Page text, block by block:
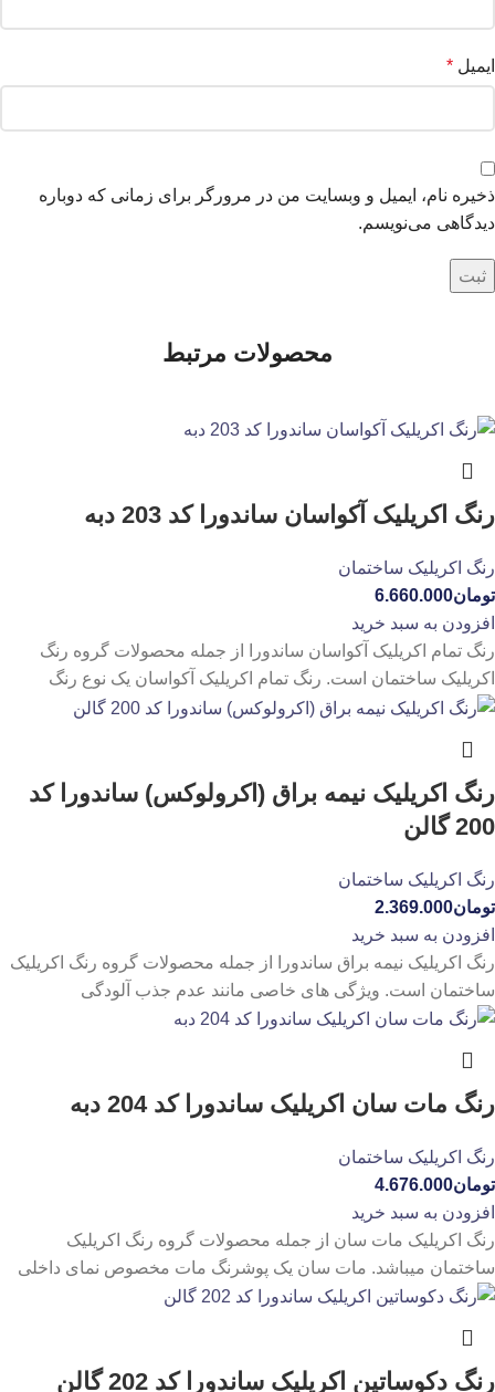
ایمیل *
ذخیره نام، ایمیل و وبسایت من در مرورگر برای زمانی که دوباره
دیدگاهی می‌نویسم.
محصولات مرتبط
رنگ اکریلیک آکواسان ساندورا کد 203 دبه
رنگ اکریلیک ساختمان
تومان6.660.000
افزودن به سبد خرید
رنگ تمام اکریلیک آکواسان ساندورا از جمله محصولات گروه رنگ
اکریلیک ساختمان است. رنگ تمام اکریلیک آکواسان یک نوع رنگ
رنگ اکریلیک نیمه براق (اکرولوکس) ساندورا کد
200 گالن
رنگ اکریلیک ساختمان
تومان2.369.000
افزودن به سبد خرید
رنگ اکریلیک نیمه براق ساندورا از جمله محصولات گروه رنگ اکریلیک
ساختمان است. ویژگی‌ های خاصی مانند عدم جذب آلودگی
رنگ مات سان اکریلیک ساندورا کد 204 دبه
رنگ اکریلیک ساختمان
تومان4.676.000
افزودن به سبد خرید
رنگ اکریلیک مات سان از جمله محصولات گروه رنگ اکریلیک
ساختمان میباشد. مات سان یک پوشرنگ مات مخصوص نمای داخلی
رنگ دکوساتین اکریلیک ساندورا کد 202 گالن